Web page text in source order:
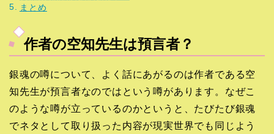
まとめ
作者の空知先生は預言者？
銀魂の噂について、よく話にあがるのは作者である空
知先生が預言者なのではという噂があります。なぜこ
のような噂が立っているのかというと、たびたび銀魂
でネタとして取り扱った内容が現実世界でも同じよう